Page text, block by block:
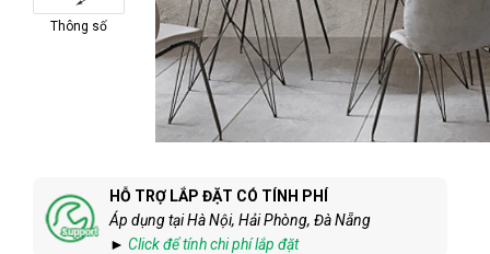
Thông số
HỖ TRỢ LẮP ĐẶT CÓ TÍNH PHÍ
Áp dụng tại Hà Nội, Hải Phòng, Đà Nẵng
► Click để tính chi phí lắp đặt